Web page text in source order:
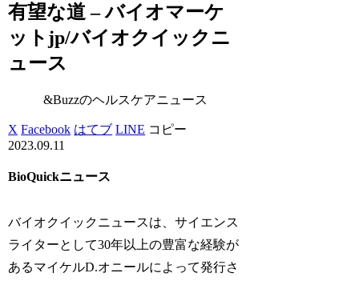
有望な道 – バイオマーケ
ットjp/バイオクイックニ
ュース
&Buzzのヘルスケアニュース
X Facebook はてブ LINE コピー
2023.09.11
BioQuickニュース
バイオクイックニュースは、サイエンス
ライターとして30年以上の豊富な経験が
あるマイケルD.オニールによって発行さ